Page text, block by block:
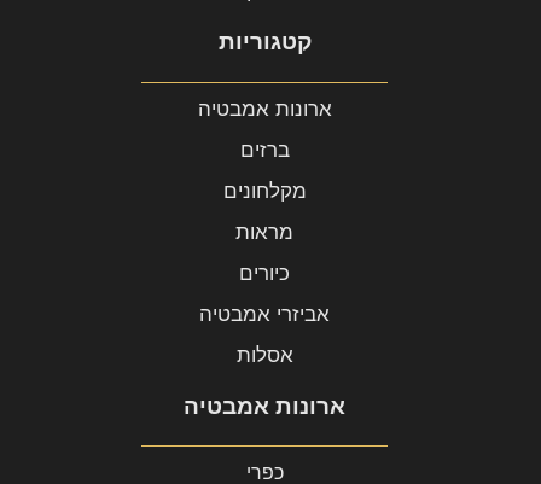
קטגוריות
ארונות אמבטיה
ברזים
מקלחונים
מראות
כיורים
אביזרי אמבטיה
אסלות
ארונות אמבטיה
כפרי